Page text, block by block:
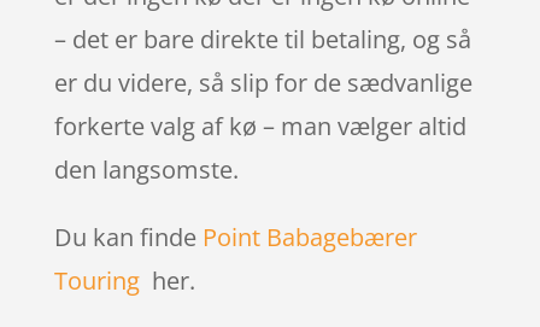
– det er bare direkte til betaling, og så
er du videre, så slip for de sædvanlige
forkerte valg af kø – man vælger altid
den langsomste.
Du kan finde Point Babagebærer
Touringher.